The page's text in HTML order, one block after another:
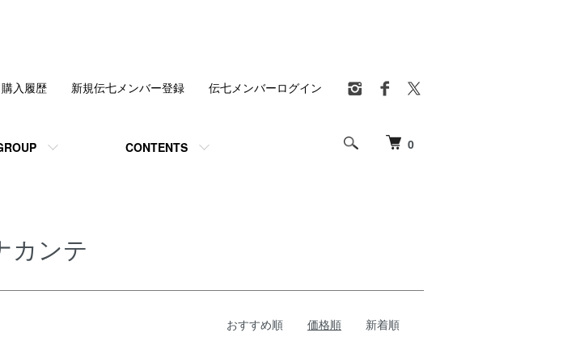
0
CONTENTS
購入履歴 新規伝七メンバー登録 伝七メンバーログイン
カンテ
おすすめ順 価格順 新着順